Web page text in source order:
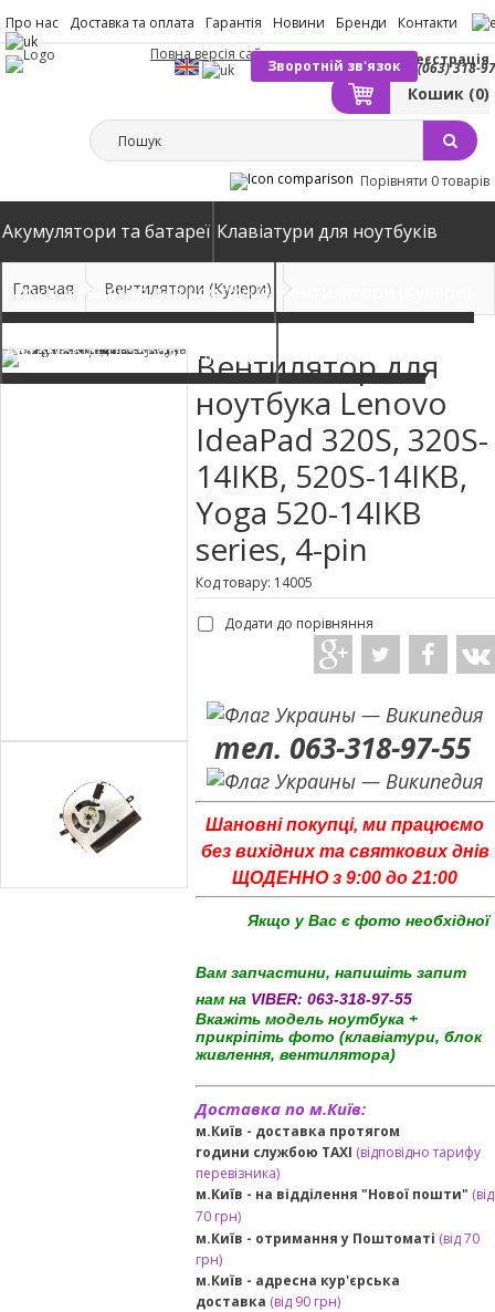
Про нас Доставка та оплата Гарантія Новини Бренди Контакти
(063) 318-
Зворотній зв'язок
Вхід Реєстрація
Кошик (0)
Повна версія сайту
Порівняти 0 товарів
Акумулятори та батареї Клавіатури для ноутбуків
Блоки живлення для ноутбуків Вентилятори (Кулери)
Автомобільні зарядні пристрої
Главная Вентилятори (Кулери)
Вентилятор для
ноутбука Lenovo
IdeaPad 320S, 320S-
14IKB, 520S-14IKB,
Yoga 520-14IKB
series, 4-pin
Код товару: 14005
Додати до порівняння
тел. 063-318-97-55
Шановні покупці, ми працюємо
без вихідних та святкових днів
ЩОДЕННО з 9:00 до 21:00
Якщо у Вас є фото необхідної
Вам запчастини, напишіть запит
нам на VIBER: 063-318-97-55
Вкажіть модель ноутбука +
прикріпіть фото (клавіатури, блок
живлення, вентилятора)
Доставка по м.Київ:
м.Київ - доставка протягом
години службою TAXI (відповідно тарифу
перевізника)
м.Київ - на відділення "Нової пошти" (від
70 грн)
м.Київ - отримання у Поштоматі (від 70
грн)
м.Київ - адресна кур'єрська
доставка (від90 грн)